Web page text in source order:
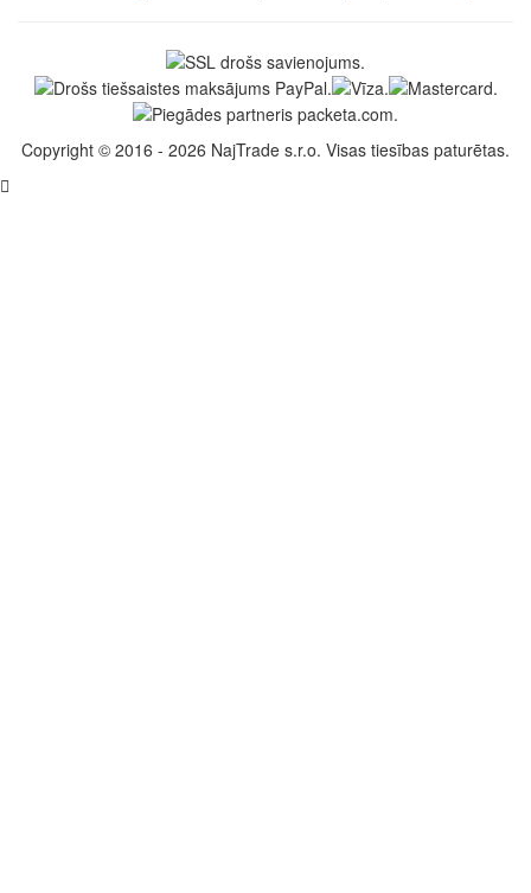
Copyright © 2016 - 2026 NajTrade s.r.o. Visas tiesības paturētas.